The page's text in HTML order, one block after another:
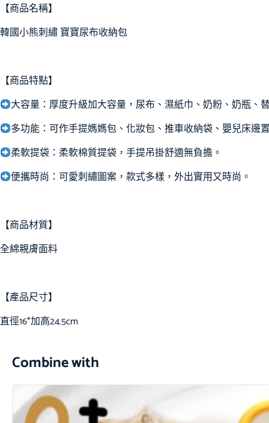
【商品名稱】
韓國小熊刺繡 寶寶尿布收納包
【商品特點】
大容量：厚度升級加大容量，尿布、濕紙巾、奶粉、奶瓶、
多功能：可作手提媽媽包、化妝包、推車收納袋、嬰兒床邊
柔軟提袋：柔軟棉質提袋，手提吊掛舒適無負擔。
便攜時尚：可愛刺繡圖案，款式多樣，外出實用又時尚。
【商品材質】
全綿親膚面料
【產品尺寸】
直徑16*加高24.5cm
Combine with